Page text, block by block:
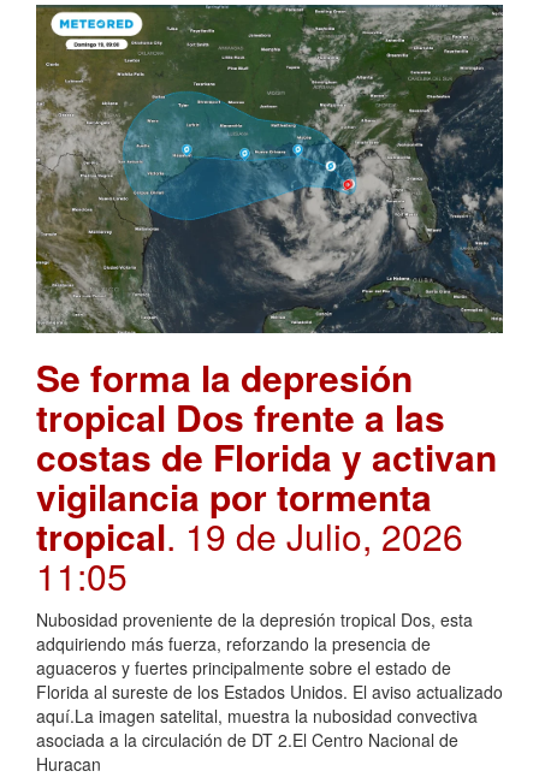
Se forma la depresión
tropical Dos frente a las
costas de Florida y activan
vigilancia por tormenta
tropical. 19 de Julio, 2026
11:05
Nubosidad proveniente de la depresión tropical Dos, esta
adquiriendo más fuerza, reforzando la presencia de
aguaceros y fuertes principalmente sobre el estado de
Florida al sureste de los Estados Unidos. El aviso actualizado
aquí.La imagen satelital, muestra la nubosidad convectiva
asociada a la circulación de DT 2.El Centro Nacional de
Huracan